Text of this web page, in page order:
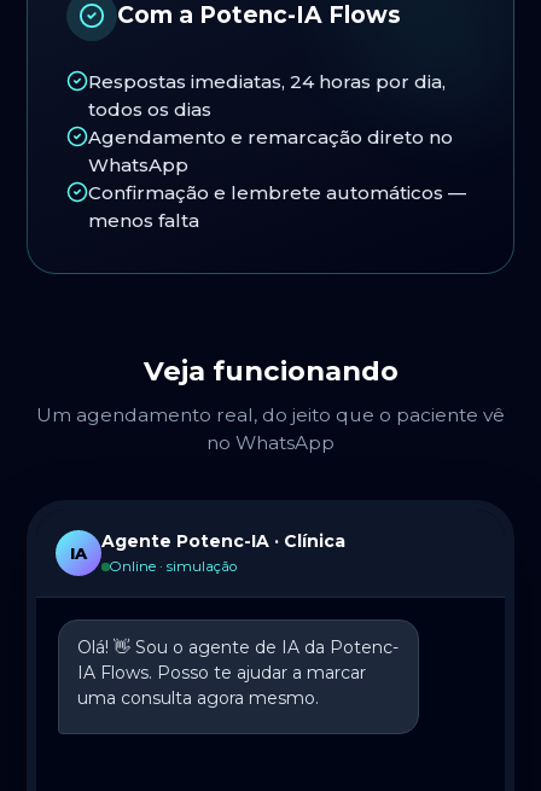
Com a Potenc-IA Flows
Respostas imediatas, 24 horas por dia,
todos os dias
Agendamento e remarcação direto no
WhatsApp
Confirmação e lembrete automáticos —
menos falta
Veja funcionando
Um agendamento real, do jeito que o paciente vê
no WhatsApp
IA
Agente Potenc-IA · Clínica
Online · simulação
Olá! 👋 Sou o agente de IA da Potenc-
IA Flows. Posso te ajudar a marcar
uma consulta agora mesmo.